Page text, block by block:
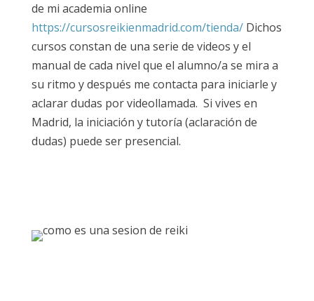
de mi academia online
https://cursosreikienmadrid.com/tienda/Dichos
cursos constan de una serie de videos y el
manual de cada nivel que el alumno/a se mira a
su ritmo y después me contacta para iniciarle y
aclarar dudas por videollamada. Si vives en
Madrid, la iniciación y tutoría (aclaración de
dudas) puede ser presencial.